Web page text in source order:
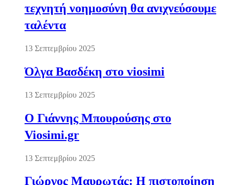
τεχνητή νοημοσύνη θα ανιχνεύσουμε
ταλέντα
13 Σεπτεμβρίου 2025
Όλγα Βασδέκη στο viosimi
13 Σεπτεμβρίου 2025
Ο Γιάννης Μπουρούσης στο
Viosimi.gr
13 Σεπτεμβρίου 2025
Γιώργος Μαυρωτάς: Η πιστοποίηση